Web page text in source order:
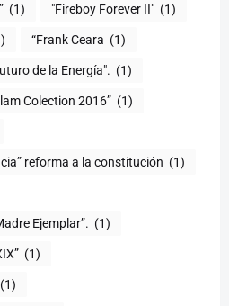
(1) "Fireboy Forever II" (1)
“Frank Ceara (1)
de la Energía". (1)
Colection 2016” (1)
reforma a la constitución (1)
Ejemplar”. (1)
(1)
(1)